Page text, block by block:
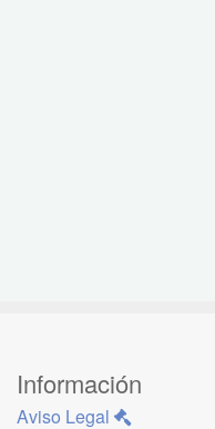
Información
Aviso Legal